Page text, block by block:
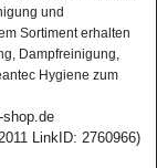
und
Sortiment erhalten
Dampfreinigung,
Hygiene zum
LinkID: 2760966)